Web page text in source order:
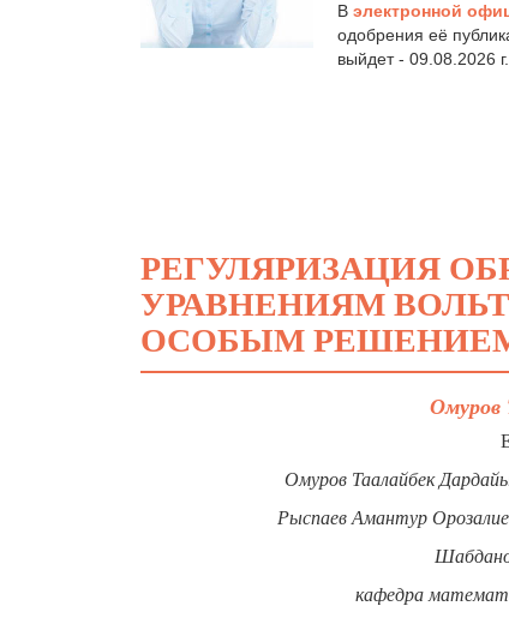
В электронной
одобрения её
выйдет - 09.08.2026
РЕГУЛЯРИЗАЦИЯ
УРАВНЕНИЯМ
ОСОБЫМ
Омуров Таалайбек
Рыспаев Амантур
кафедра